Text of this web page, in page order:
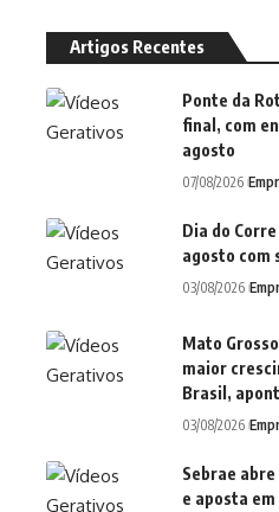
Artigos Recentes
Ponte da
final, com
agosto
07/08/2026
Dia do
agosto com
03/08/2026
Mato
maior
Brasil,
03/08/2026
Sebrae
e aposta